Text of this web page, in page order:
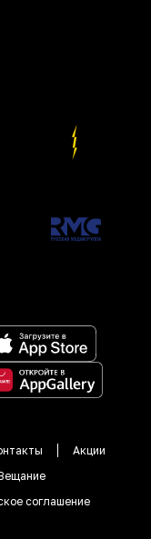
Акции
соглашение